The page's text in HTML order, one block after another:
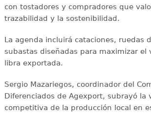
con tostadores y compradores que
trazabilidad y la sostenibilidad.
La agenda incluirá cataciones, ruedas
subastas diseñadas para maximizar el
libra exportada.
Sergio Mazariegos, coordinador del
Diferenciados de Agexport, subrayó la
competitiva de la producción local en